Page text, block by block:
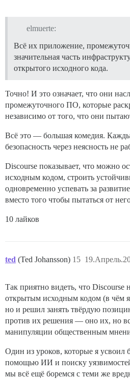
elmuerte:
Всё их приложение,
значительная часть
открытого исходного кода.
Точно! И это означает, что они
промежуточного ПО, которые
независимо от того, что они
Всё это — большая комедия.
безопасность через неясность не
Discourse показывает, что можно
исходным кодом, строить
одновременно успевать за
вместо того чтобы пытаться от
10 лайков
ted (Ted Johansson) 15
Так приятно видеть, что Discourse
открытым исходным кодом (в чём я
но и решил занять твёрдую
против их решения — оно их, но
манипуляции общественным
Один из уроков, которые я усвоил
помощью ИИ и поиску
мы всё ещё боремся с теми же